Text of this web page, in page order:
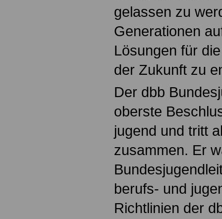
gelassen zu
Generationen
Lösungen für
der Zukunft zu
Der dbb
oberste
jugend und tritt
zusammen. Er
berufs- und
Richtlinien der